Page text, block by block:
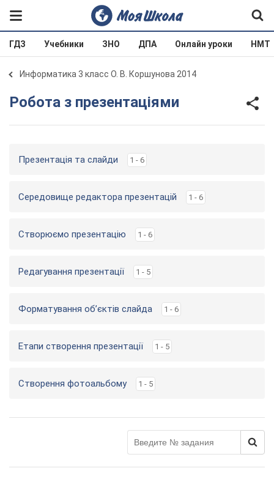
ГДЗ Учебники ЗНО ДПА Онлайн уроки НМТ
Информатика 3 класс О. В. Коршунова 2014
Робота з презентаціями
Презентація та слайди 1 - 6
Середовище редактора презентацій 1 - 6
Створюємо презентацію 1 - 6
Редагування презентації 1 - 5
Форматування об’єктів слайда 1 - 6
Етапи створення презентації 1 - 5
Створення фотоальбому 1 - 5